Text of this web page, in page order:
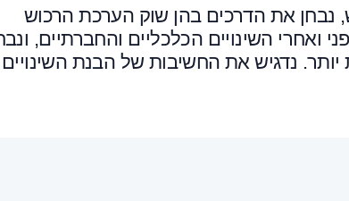
נבחן את הדרכים בהן שוק הערכת הרכוש
השינויים הכלכליים והחברתיים,
יותר. נדגיש את החשיבות של הבנת השינויים